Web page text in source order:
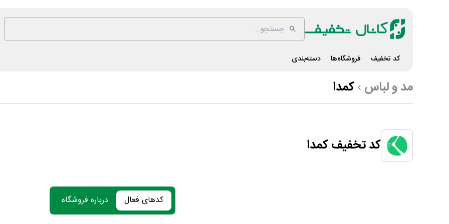
کد تخفیف فروشگاه‌ها دسته‌بندی
مد و لباس کمدا‌
کد تخفیف کمدا‌
کدهای فعال درباره فروشگاه